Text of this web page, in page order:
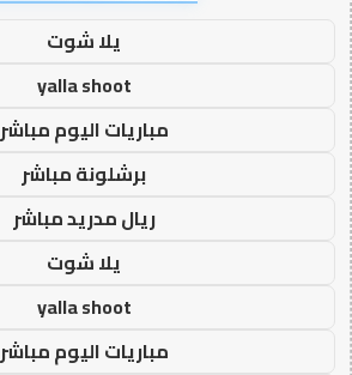
يلا شوت
yalla shoot
مباريات اليوم مباشر
برشلونة مباشر
ريال مدريد مباشر
يلا شوت
yalla shoot
مباريات اليوم مباشر